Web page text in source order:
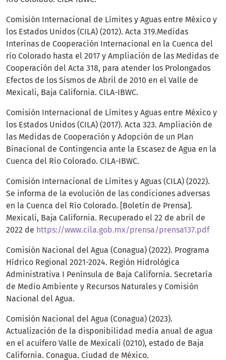
Comisión Internacional de Límites y Aguas entre México y
los Estados Unidos (CILA) (2012). Acta 319.Medidas
Interinas de Cooperación Internacional en la Cuenca del
río Colorado hasta el 2017 y Ampliación de las Medidas de
Cooperación del Acta 318, para atender los Prolongados
Efectos de los Sismos de Abril de 2010 en el Valle de
Mexicali, Baja California. CILA-IBWC.
Comisión Internacional de Límites y Aguas entre México y
los Estados Unidos (CILA) (2017). Acta 323. Ampliación de
las Medidas de Cooperación y Adopción de un Plan
Binacional de Contingencia ante la Escasez de Agua en la
Cuenca del Río Colorado. CILA-IBWC.
Comisión Internacional de Límites y Aguas (CILA) (2022).
Se informa de la evolución de las condiciones adversas
en la Cuenca del Río Colorado. [Boletín de Prensa].
Mexicali, Baja California. Recuperado el 22 de abril de
2022 de https://www.cila.gob.mx/prensa/prensa137.pdf
Comisión Nacional del Agua (Conagua) (2022). Programa
Hídrico Regional 2021-2024. Región Hidrológica
Administrativa I Península de Baja California. Secretaría
de Medio Ambiente y Recursos Naturales y Comisión
Nacional del Agua.
Comisión Nacional del Agua (Conagua) (2023).
Actualización de la disponibilidad media anual de agua
en el acuífero Valle de Mexicali (0210), estado de Baja
California. Conagua. Ciudad de México.